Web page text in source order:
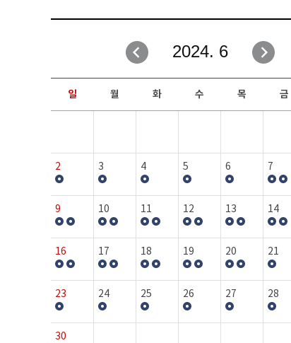
취업성공지원과
창업지원·교육센터
현장실습/IPP사업단
커뮤니티
자유게시판
일정안내
보도자료
행사갤러리
2024. 6
일 월 화 수 목 금
2 3 4 5 6 7
9 10 11 12 13 14
16 17 18 19 20 21
23 24 25 26 27 28
30